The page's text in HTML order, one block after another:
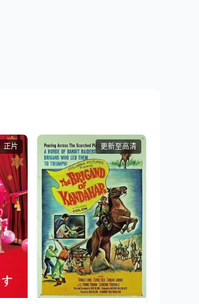
正片 更新至高清